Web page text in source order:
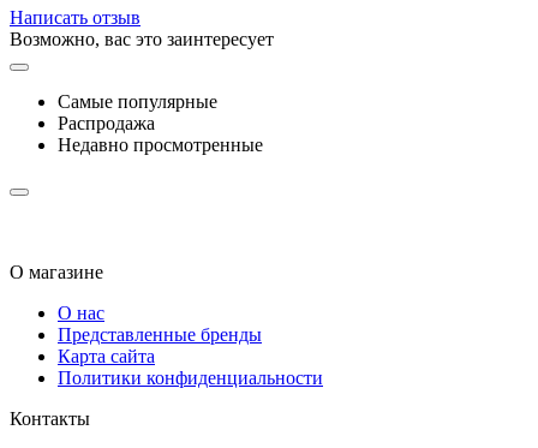
Написать отзыв
Возможно, вас это заинтересует
Самые популярные
Распродажа
Недавно просмотренные
О магазине
О нас
Представленные бренды
Карта сайта
Политики конфиденциальности
Контакты